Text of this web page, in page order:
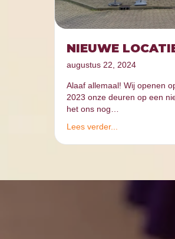
NIEUWE
augustus 22, 2024
Alaaf allemaal! Wij openen
2023 onze deuren op een
het ons nog…
Lees verder...